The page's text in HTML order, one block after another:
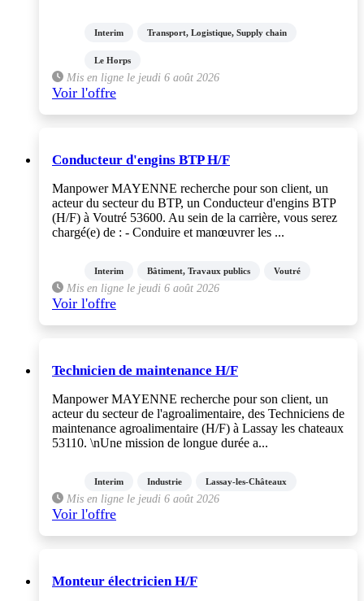
Interim Transport, Logistique, Supply chain
Le Horps
Mis en ligne le jeudi 6 août 2026
Voir l'offre
Conducteur d'engins BTP H/F
Manpower MAYENNE recherche pour son client, un
acteur du secteur du BTP, un Conducteur d'engins BTP
(H/F) à Voutré 53600. Au sein de la carrière, vous serez
chargé(e) de : - Conduire et manœuvrer les ...
Interim Bâtiment, Travaux publics Voutré
Mis en ligne le jeudi 6 août 2026
Voir l'offre
Technicien de maintenance H/F
Manpower MAYENNE recherche pour son client, un
acteur du secteur de l'agroalimentaire, des Techniciens de
maintenance agroalimentaire (H/F) à Lassay les chateaux
53110. \nUne mission de longue durée a...
Interim Industrie Lassay-les-Châteaux
Mis en ligne le jeudi 6 août 2026
Voir l'offre
Monteur électricien H/F